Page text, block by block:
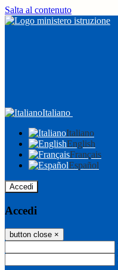
Salta al contenuto
Italiano
Italiano
English
Français
Español
Accedi
Accedi
button close ×